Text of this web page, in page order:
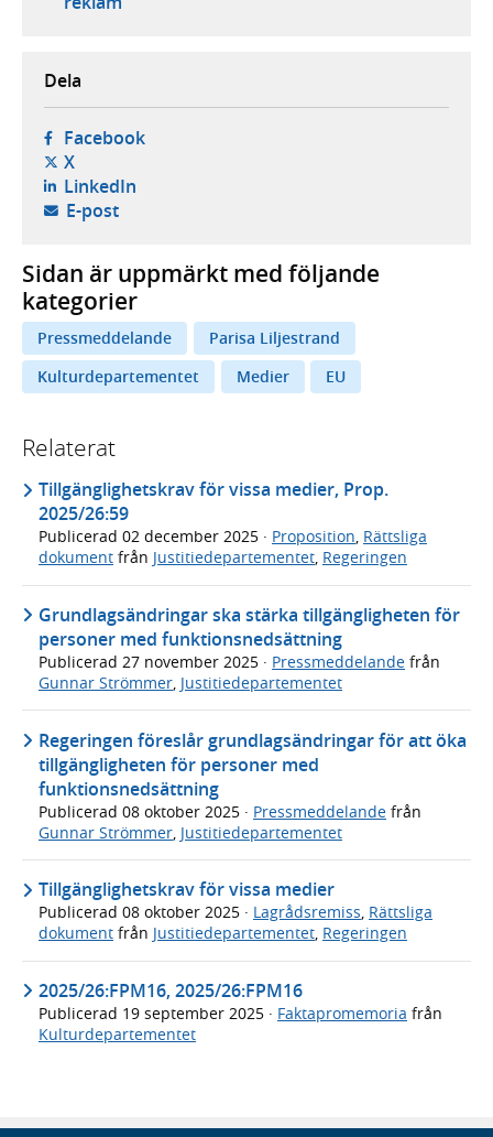
Dela
Facebook- öppnas i ny flik, extern webbplats,
X- öppnas i ny flik, extern webbplats,
LinkedIn- öppnas i ny flik, extern webbplats,
E-post- öppnar din e-postklient,
Sidan är uppmärkt med följande
kategorier
Pressmeddelande
Parisa Liljestrand
Kulturdepartementet
Medier EU
Relaterat
Tillgänglighetskrav för vissa medier, Prop.
2025/26:59
Publicerad 02 december 2025 · Proposition, Rättsliga
dokument från Justitiedepartementet, Regeringen
Grundlagsändringar ska stärka tillgängligheten för
personer med funktionsnedsättning
Publicerad 27 november 2025 · Pressmeddelande från
Gunnar Strömmer, Justitiedepartementet
Regeringen föreslår grundlagsändringar för att öka
tillgängligheten för personer med
funktionsnedsättning
Publicerad 08 oktober 2025 · Pressmeddelande från
Gunnar Strömmer Justitiedepartementet
Tillgänglighetskrav för vissa medier
Publicerad 08 oktober 2025 · Lagrådsremiss, Rättsliga
dokument från Justitiedepartementet, Regeringen
2025/26:FPM16, 2025/26:FPM16
Publicerad 19 september 2025 · Faktapromemoria från
Kulturdepartementet